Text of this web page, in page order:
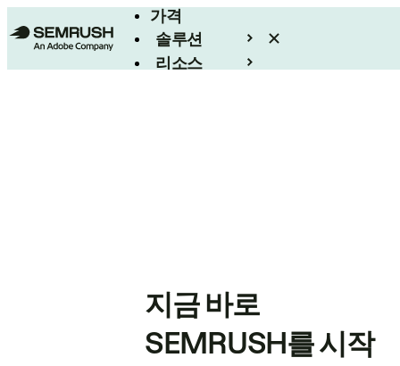
가격
솔루션
리소스
지금 바로
SEMRUSH를 시작